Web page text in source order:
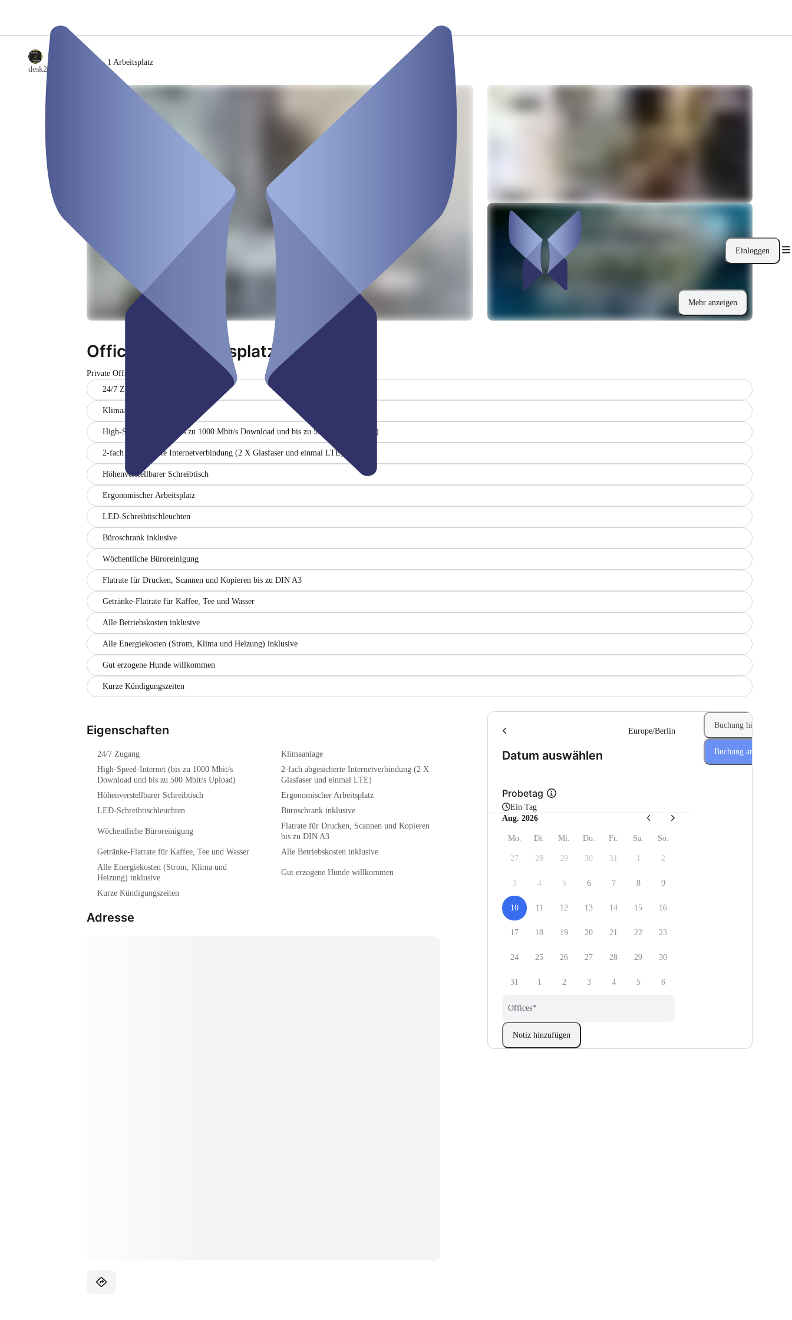
Einloggen
desk2work
Office S - 1 Arbeitsplatz
Mehr anzeigen
Office S - 1 Arbeitsplatz
Private Office
24/7 Zugang
Klimaanlage
High-Speed-Internet (bis zu 1000 Mbit/s Download und bis zu 500 Mbit/s Upload)
2-fach abgesicherte Internetverbindung (2 X Glasfaser und einmal LTE)
Höhenverstellbarer Schreibtisch
Ergonomischer Arbeitsplatz
LED-Schreibtischleuchten
Büroschrank inklusive
Wöchentliche Büroreinigung
Flatrate für Drucken, Scannen und Kopieren bis zu DIN A3
Getränke-Flatrate für Kaffee, Tee und Wasser
Alle Betriebskosten inklusive
Alle Energiekosten (Strom, Klima und Heizung) inklusive
Gut erzogene Hunde willkommen
Kurze Kündigungszeiten
Eigenschaften
24/7 Zugang
Klimaanlage
High-Speed-Internet (bis zu 1000 Mbit/s
Download und bis zu 500 Mbit/s Upload)
2-fach abgesicherte Internetverbindung (2 X
Glasfaser und einmal LTE)
Höhenverstellbarer Schreibtisch
Ergonomischer Arbeitsplatz
LED-Schreibtischleuchten
Büroschrank inklusive
Wöchentliche Büroreinigung
Flatrate für Drucken, Scannen und Kopieren
bis zu DIN A3
Getränke-Flatrate für Kaffee, Tee und Wasser
Alle Betriebskosten inklusive
Alle Energiekosten (Strom, Klima und
Heizung) inklusive
Gut erzogene Hunde willkommen
Kurze Kündigungszeiten
Adresse
Datum auswählen
Europe/Berlin
Probetag
Ein Tag
Aug. 2026
Mo. Di. Mi. Do. Fr. Sa. So.
27 28 29 30 31 1 2
3 4 5 6 7 8 9
10 11 12 13 14 15 16
17 18 19 20 21 22 23
24 25 26 27 28 29 30
31 1 2 3 4 5 6
Offices*
Notiz hinzufügen
Buchung hinzufügen
Buchung anfragen